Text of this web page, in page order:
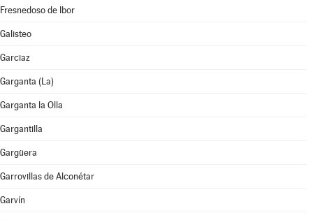
Fresnedoso de Ibor
Galisteo
Garciaz
Garganta (La)
Garganta la Olla
Gargantilla
Gargüera
Garrovillas de Alconétar
Garvín